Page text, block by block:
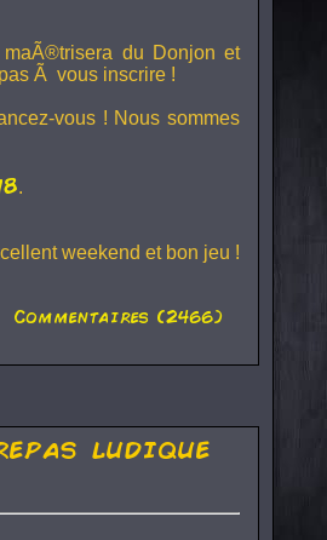
du Donjon et
Ã vous inscrire !
vous ! Nous sommes
.
weekend et bon jeu !
Commentaires (2466)
ludique